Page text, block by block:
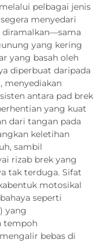
pelbagai jenis
menyedari
diramalkan—sama
yang kering
yang basah oleh
diperbuat daripada
menyediakan
antara pad brek
yang kuat
dari tangan pada
keletihan
sambil
rizab brek yang
tak terduga. Sifat
motosikal
seperti
yang
tempoh
bebas di